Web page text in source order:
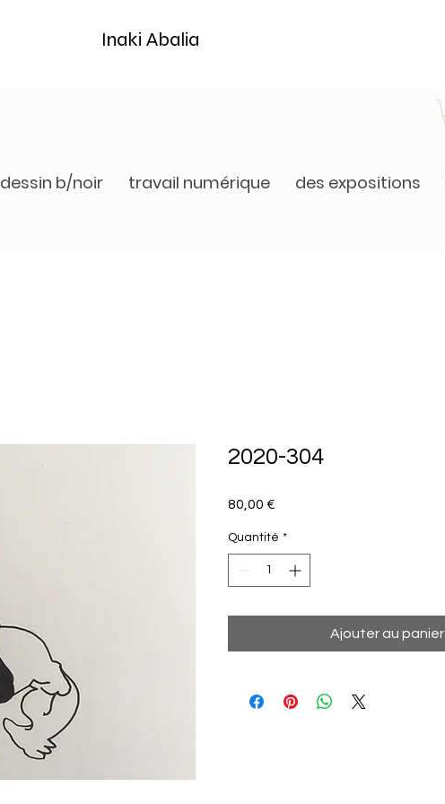
dessin b/noir travail numérique des expositions
Inaki Abalia
2020-304
80,00 €
Quantité *
Ajouter au panier